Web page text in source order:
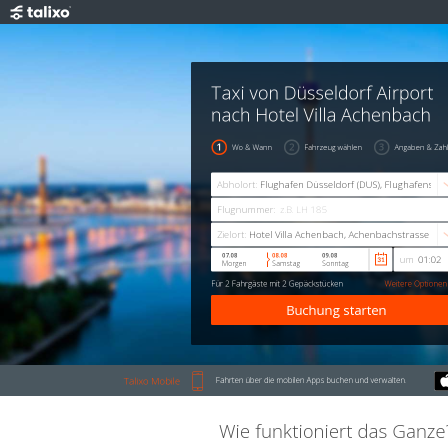
Taxi von Düsseldorf Airport
nach Hotel Villa Achenbach
Wo & Wann Fahrzeug wählen Angaben &
Abholort:
Flugnummer:
Zielort:
um
07.08
Morgen
08.08
Samstag
09.08
Sonntag
Für 2 Fahrgäste mit 2 Gepäckstücken Weitere Optionen
Talixo Mobile Fahrten über die mobilen Apps buchen und verwalten.
Wie funktioniert das